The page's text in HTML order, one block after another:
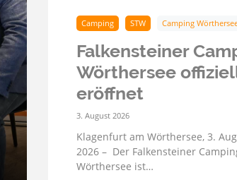
Camping STW Camping
Falkensteiner
Wörthersee
eröffnet
3. August 2026
Klagenfurt am Wörthersee, 3.
2026 – Der Falkensteiner
Wörthersee ist…